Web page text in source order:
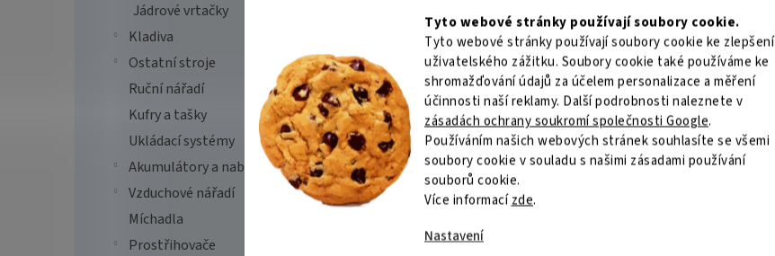
Tyto webové stránky používají soubory cookie.
Tyto webové stránky používají soubory cookie ke zlepšení
uživatelského zážitku. Soubory cookie také používáme ke
shromažďování údajů za účelem personalizace a měření
účinnosti naší reklamy. Další podrobnosti naleznete v
zásadách ochrany soukromí společnosti Google.
Používáním našich webových stránek souhlasíte se všemi
soubory cookie v souladu s našimi zásadami používání
souborů cookie.
Více informacízde.
Nastavení
Jádrové vrtačky
Kladiva
Ostatní stroje
Ruční nářadí
Kufry a tašky
Ukládací systémy
Akumulátory a nabíječky
Vzduchové nářadí
Míchadla
Prostřihovače